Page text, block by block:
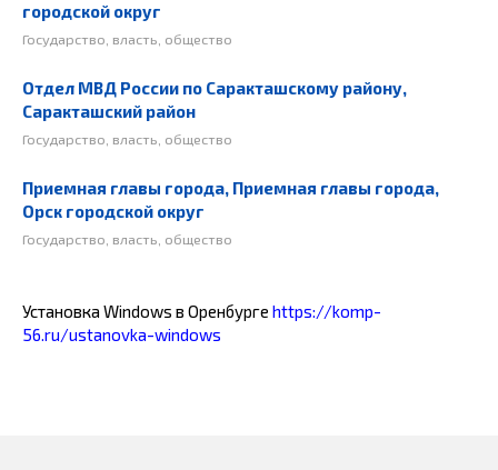
городской округ
Государство, власть, общество
Отдел МВД России по Саракташскому району,
Саракташский район
Государство, власть, общество
Приемная главы города, Приемная главы города,
Орск городской округ
Государство, власть, общество
Установка Windows в Оренбурге https://komp-
56.ru/ustanovka-windows